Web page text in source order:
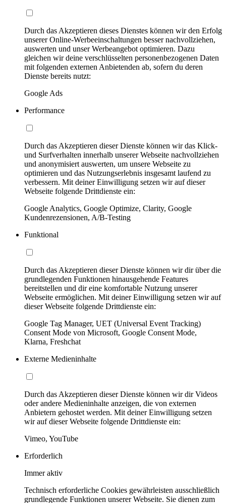
Durch das Akzeptieren dieses Dienstes können wir den Erfolg
unserer Online-Werbeeinschaltungen besser nachvollziehen,
auswerten und unser Werbeangebot optimieren. Dazu
gleichen wir deine verschlüsselten personenbezogenen Daten
mit folgenden externen Anbietenden ab, sofern du deren
Dienste bereits nutzt:
Google Ads
Performance
Durch das Akzeptieren dieser Dienste können wir das Klick-
und Surfverhalten innerhalb unserer Webseite nachvollziehen
und anonymisiert auswerten, um unsere Webseite zu
optimieren und das Nutzungserlebnis insgesamt laufend zu
verbessern. Mit deiner Einwilligung setzen wir auf dieser
Webseite folgende Drittdienste ein:
Google Analytics, Google Optimize, Clarity, Google
Kundenrezensionen, A/B-Testing
Funktional
Durch das Akzeptieren dieser Dienste können wir dir über die
grundlegenden Funktionen hinausgehende Features
bereitstellen und dir eine komfortable Nutzung unserer
Webseite ermöglichen. Mit deiner Einwilligung setzen wir auf
dieser Webseite folgende Drittdienste ein:
Google Tag Manager, UET (Universal Event Tracking)
Consent Mode von Microsoft, Google Consent Mode,
Klarna, Freshchat
Externe Medieninhalte
Durch das Akzeptieren dieser Dienste können wir dir Videos
oder andere Medieninhalte anzeigen, die von externen
Anbietern gehostet werden. Mit deiner Einwilligung setzen
wir auf dieser Webseite folgende Drittdienste ein:
Vimeo, YouTube
Erforderlich
Immer aktiv
Technisch erforderliche Cookies gewährleisten ausschließlich
grundlegende Funktionen unserer Webseite. Sie dienen zum